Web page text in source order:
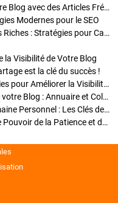
Stratégies de Publication : Boostez Votre Blog avec des Articles Fréquents et Exclusifs
Modernes pour le SEO
Enrichir Vos Articles avec des Contenus Riches : Stratégies pour Captiver et Optimiser
la Visibilité de Votre Blog
est la clé du succès !
Optimisation SEO des Articles : Stratégies pour Améliorer la Visibilité de Votre Blog
Stratégies pour améliorer la visibilité de votre Blog : Annuaire et Collaborations
Pourquoi Investir dans un Nom de Domaine Personnel : Les Clés de la Réussite de Votre Blog
Comment Faire Émerger Votre Blog : Le Pouvoir de la Patience et de la Persévérance